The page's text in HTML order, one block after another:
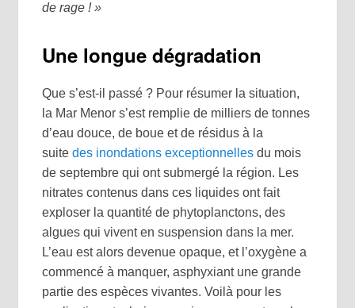
de rage ! »
Une longue dégradation
Que s’est-il passé ? Pour résumer la situation,
la Mar Menor s’est remplie de milliers de tonnes
d’eau douce, de boue et de résidus à la
suitedes inondations exceptionnelles du mois
de septembre qui ont submergé la région. Les
nitrates contenus dans ces liquides ont fait
exploser la quantité de phytoplanctons, des
algues qui vivent en suspension dans la mer.
L’eau est alors devenue opaque, et l’oxygène a
commencé à manquer, asphyxiant une grande
partie des espèces vivantes. Voilà pour les